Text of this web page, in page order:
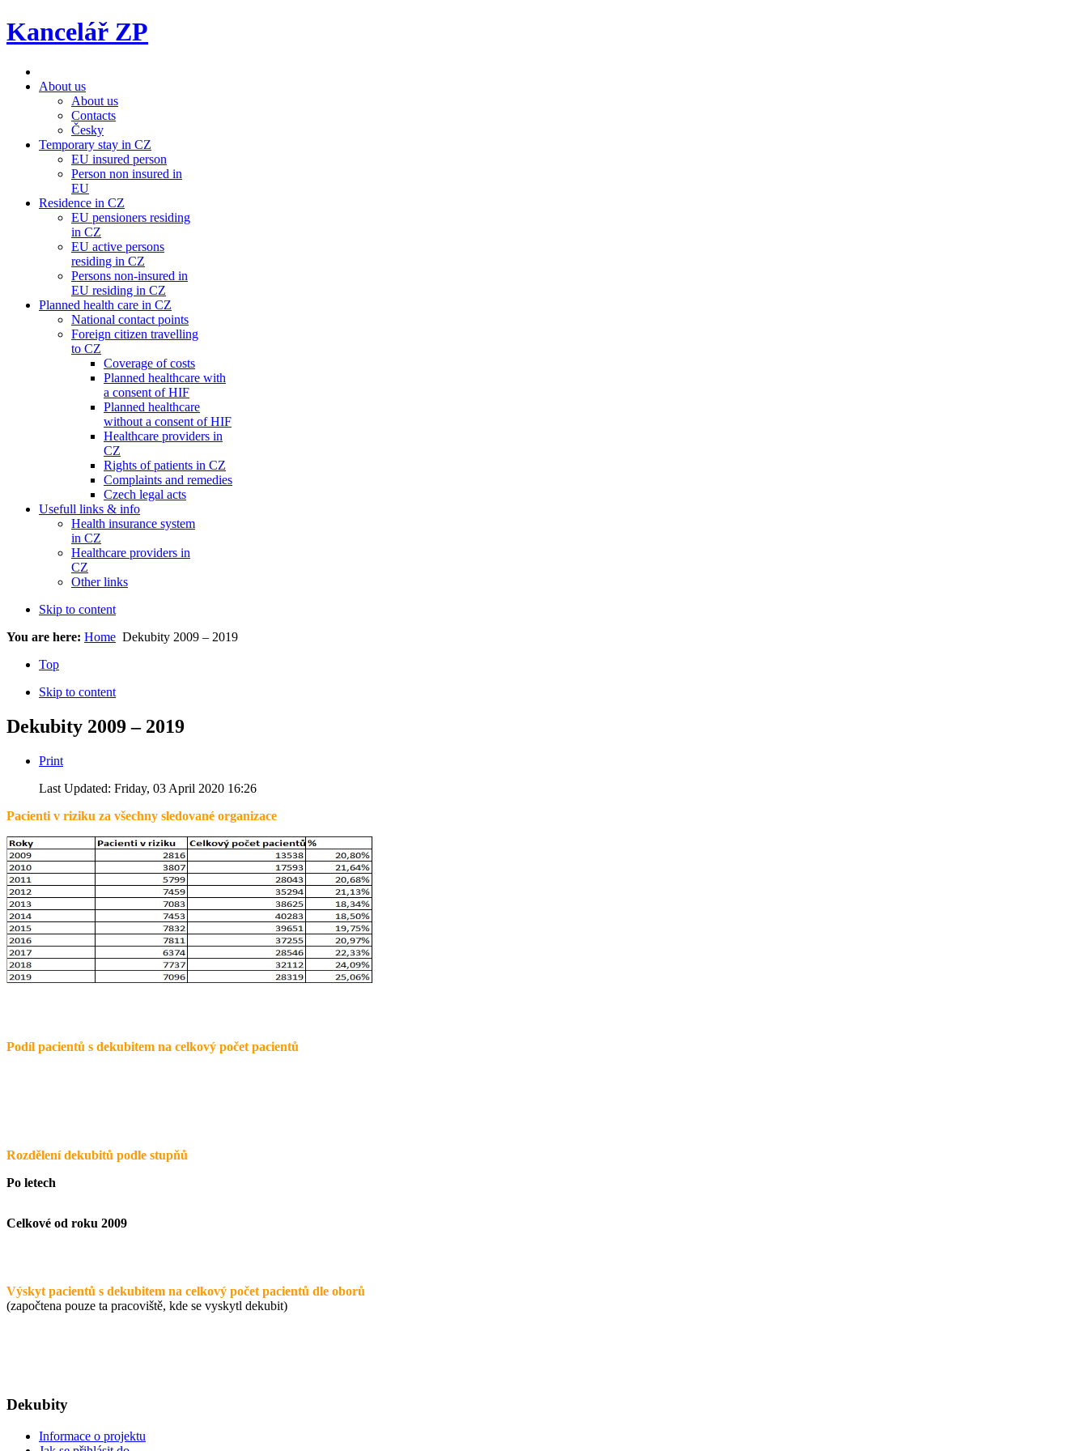
Kancelář ZP
About us
About us
Contacts
Česky
Temporary stay in CZ
EU insured person
Person non insured in
EU
Residence in CZ
EU pensioners residing
in CZ
EU active persons
residing in CZ
Persons non-insured in
EU residing in CZ
Planned health care in CZ
National contact points
Foreign citizen travelling
to CZ
Coverage of costs
Planned healthcare with
a consent of HIF
Planned healthcare
without a consent of HIF
Healthcare providers in
CZ
Rights of patients in CZ
Complaints and remedies
Czech legal acts
Usefull links & info
Health insurance system
in CZ
Healthcare providers in
CZ
Other links
Skip to content
You are here: Home Dekubity 2009 – 2019
Top
Skip to content
Dekubity 2009 – 2019
Print
Last Updated: Friday, 03 April 2020 16:26
Pacienti v riziku za všechny sledované organizace
Podíl pacientů s dekubitem na celkový počet pacientů
Rozdělení dekubitů podle stupňů
Po letech
Celkové od roku 2009
Výskyt pacientů s dekubitem na celkový počet pacientů dle oborů
(započtena pouze ta pracoviště, kde se vyskytl dekubit)
Dekubity
Informace o projektu